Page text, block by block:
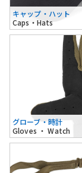
キャップ・ハット
Caps・Hats
グローブ・時計
Gloves ・ Watch